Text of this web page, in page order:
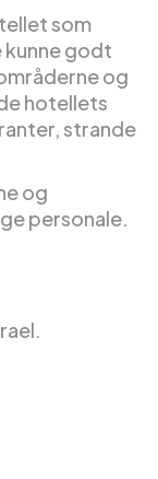
som
kunne godt
og
hotellets
strande
og
personale.